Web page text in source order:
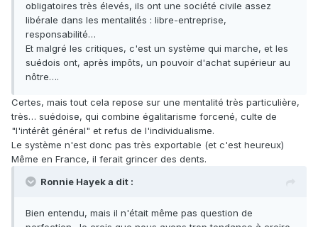
obligatoires très élevés, ils ont une société civile assez
libérale dans les mentalités : libre-entreprise,
responsabilité…
Et malgré les critiques, c'est un système qui marche, et les
suédois ont, après impôts, un pouvoir d'achat supérieur au
nôtre….
Certes, mais tout cela repose sur une mentalité très particulière,
très… suédoise, qui combine égalitarisme forcené, culte de
"l'intérêt général" et refus de l'individualisme.
Le système n'est donc pas très exportable (et c'est heureux)
Même en France, il ferait grincer des dents.
Ronnie Hayek a dit :
Bien entendu, mais il n'était même pas question de